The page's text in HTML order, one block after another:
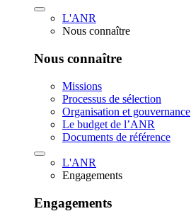
L'ANR
Nous connaître
Nous connaître
Missions
Processus de sélection
Organisation et gouvernance
Le budget de l’ANR
Documents de référence
L'ANR
Engagements
Engagements